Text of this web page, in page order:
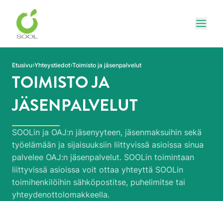
Siirry sivun sisältöön
Etusivu Yhteystiedot Toimisto ja jäsenpalvelut
TOIMISTO JA
JÄSENPALVELUT
SOOLin ja OAJ:n jäsenyyteen, jäsenmaksuihin sekä
työelämään ja sijaisuuksiin liittyvissä asioissa sinua
palvelee OAJ:n jäsenpalvelut. SOOLin toimintaan
liittyvissä asioissa voit ottaa yhteyttä SOOLin
toimihenkilöihin sähköpostitse, puhelimitse tai
yhteydenottolomakkeella.